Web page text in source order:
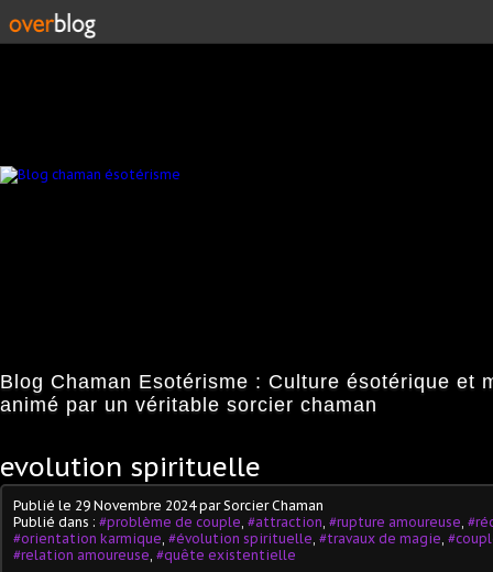
Blog Chaman Esotérisme : Culture ésotérique et
animé par un véritable sorcier chaman
evolution spirituelle
Publié le 29 Novembre 2024par Sorcier Chaman
Publié dans : #problème de couple #attraction #rupture amoureuse
#orientation karmique #évolution spirituelle #travaux de magie
#relation amoureuse #quête existentielle